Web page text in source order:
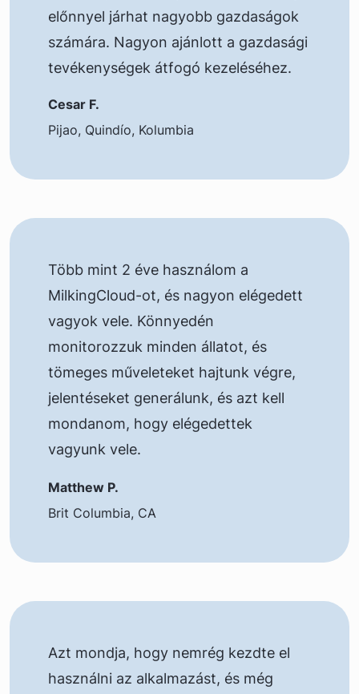
előnnyel járhat nagyobb gazdaságok
számára. Nagyon ajánlott a gazdasági
tevékenységek átfogó kezeléséhez.
Cesar F.
Pijao, Quindío, Kolumbia
Több mint 2 éve használom a
MilkingCloud-ot, és nagyon elégedett
vagyok vele. Könnyedén
monitorozzuk minden állatot, és
tömeges műveleteket hajtunk végre,
jelentéseket generálunk, és azt kell
mondanom, hogy elégedettek
vagyunk vele.
Matthew P.
Brit Columbia, CA
Azt mondja, hogy nemrég kezdte el
használni az alkalmazást, és még